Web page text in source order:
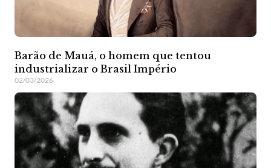
Barão de Mauá, o homem que tentou
industrializar o Brasil Império
02/03/2026